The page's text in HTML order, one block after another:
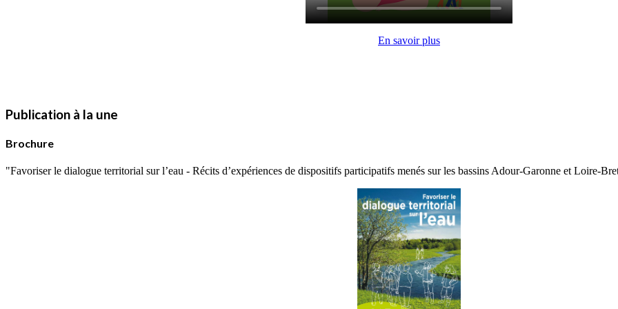
En savoir plus
Publication à la une
Brochure
"Favoriser le dialogue territorial sur l’eau - Récits d’expériences de dispositifs participatifs menés sur les bassins Adour-Garonne et Loire-